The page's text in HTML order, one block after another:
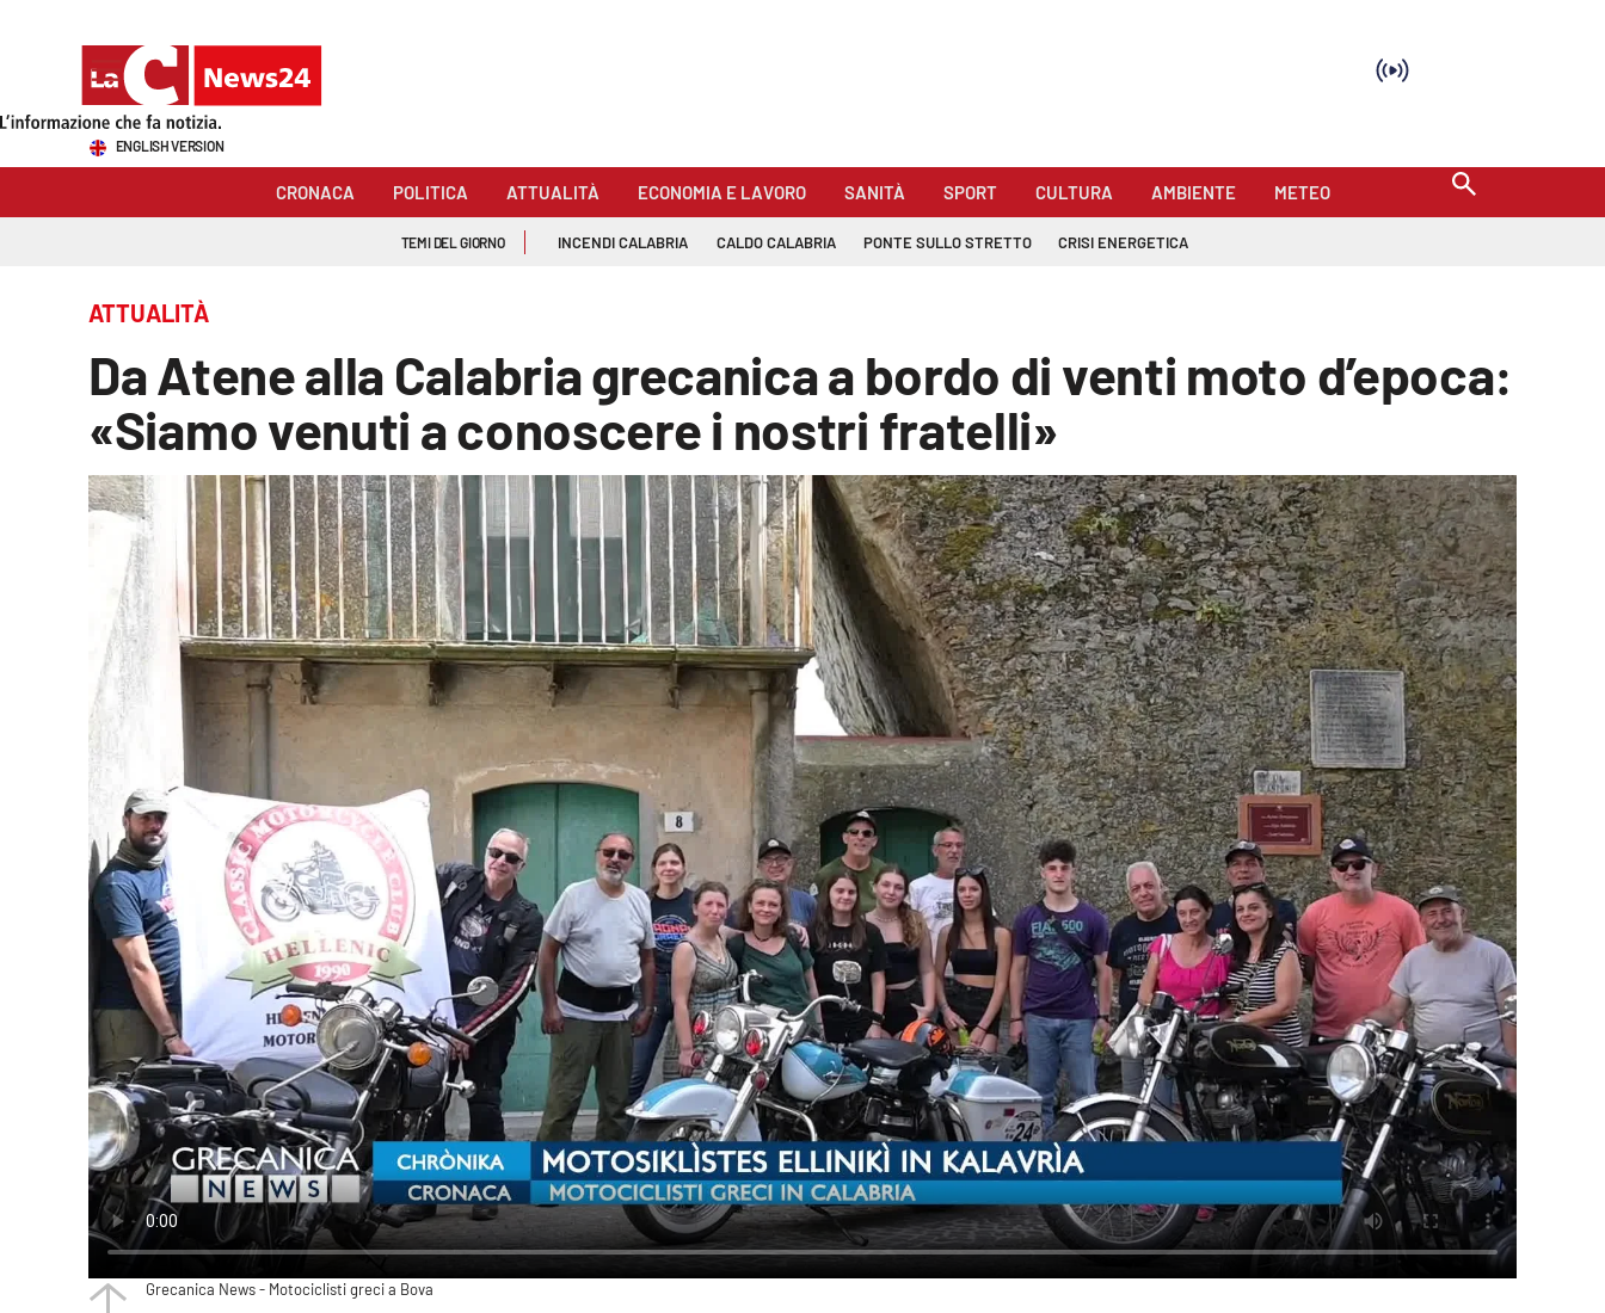
Sezioni
Economia e lavoro
Economia e Lavoro
ENGLISH VERSION
CRONACA POLITICA ATTUALITÀ ECONOMIA E LAVORO SANITÀ SPORT CULTURA AMBIENTE METEO
TEMI DEL GIORNO INCENDI CALABRIA CALDO CALABRIA PONTE SULLO STRETTO CRISI ENERGETICA
ATTUALITÀ
Da Atene alla Calabria grecanica a bordo di venti moto d’epoca:
«Siamo venuti a conoscere i nostri fratelli»
Grecanica News - Motociclisti greci a Bova